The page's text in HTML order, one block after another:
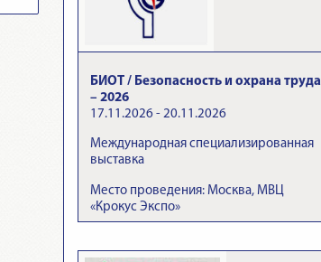
БИОТ / Безопасность и охрана труда
– 2026
17.11.2026 - 20.11.2026
Международная специализированная
выставка
Место проведения: Москва, МВЦ
«Крокус Экспо»